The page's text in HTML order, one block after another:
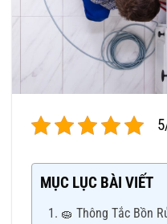
MỤC LỤC BÀI VIẾT
🧽 Thông Tắc Bồn